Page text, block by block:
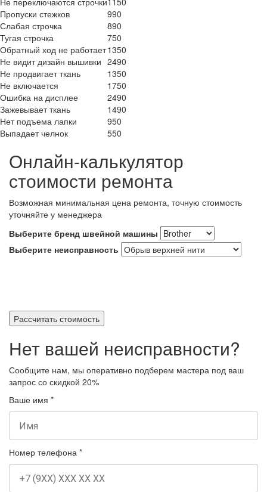
Пропуски стежков
990
Слабая строчка
890
Тугая строчка
750
Обратный ход не работает1350
Не видит дизайн вышивки 2490
Не продвигает ткань
1350
Не включается
1750
Ошибка на дисплее
2490
Зажевывает ткань
1490
Нет подъема лапки
950
Выпадает челнок
550
Онлайн-калькулятор
стоимости ремонта
Возможная минимальная цена ремонта, точную стоимость
уточняйте у менеджера
Выберите бренд швейной машины
Выберите неисправность
Рассчитать стоимость
Нет вашей неисправности?
Сообщите нам, мы оперативно подберем мастера под ваш
запрос со скидкой 20%
Ваше имя *
Номер телефона *